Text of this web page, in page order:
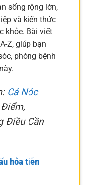
sống rộng lớn,
và kiến thức
khỏe. Bài viết
Z, giúp bạn
phòng bệnh
Cá Nóc
Điều Cần
hỏa tiễn